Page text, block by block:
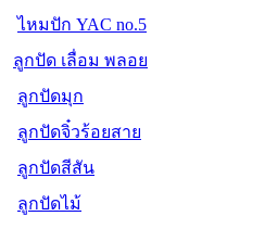
ไหมปัก YAC no.5
ลูกปัด เลื่อม พลอย
ลูกปัดมุก
ลูกปัดจิ๋วร้อยสาย
ลูกปัดสีสัน
ลูกปัดไม้